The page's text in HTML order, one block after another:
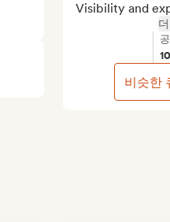
Visibility and
비슷한